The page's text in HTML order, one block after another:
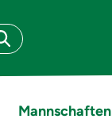
Mannschaften